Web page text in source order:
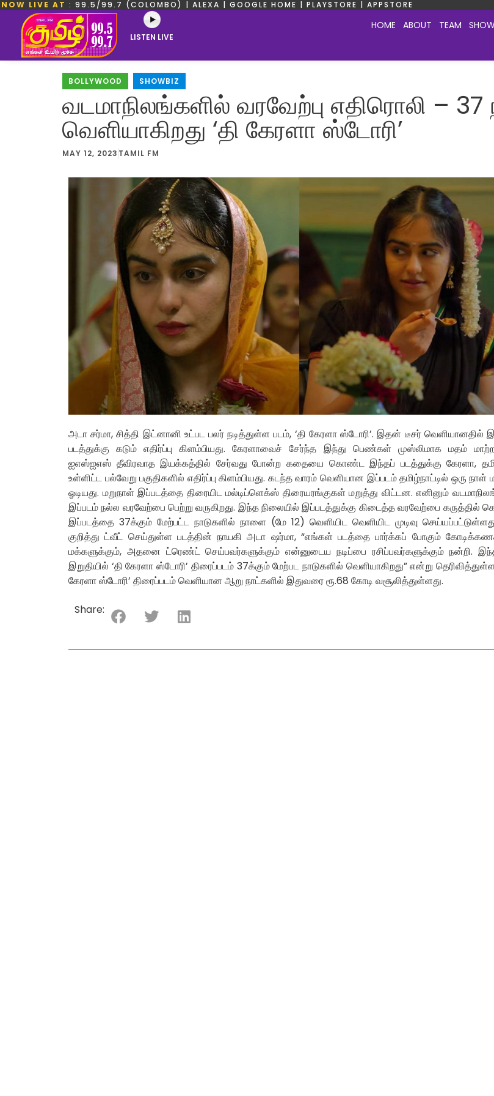
NOW LIVE AT : 99.5/99.7 (COLOMBO) | ALEXA | GOOGLE HOME | PLAYSTORE | APPSTORE
LISTEN LIVE
HOME ABOUT TEAM
BOLLYWOOD SHOWBIZ
வடமாநிலங்களில் வரவேற்பு எதிரொலி –
வெளியாகிறது ‘தி கேரளா ஸ்டோரி’
MAY 12, 2023 TAMIL FM
அடா சர்மா, சித்தி இட்னானி உட்பட பலர் நடித்துள்ள படம், ‘தி கேரளா ஸ்டோரி’. இதன் டீசர் வெளியானதில்
படத்துக்கு கடும் எதிர்ப்பு கிளம்பியது. கேரளாவைச் சேர்ந்த இந்து பெண்கள் முஸ்லிமாக மதம்
ஐஎஸ்ஐஎஸ் தீவிரவாத இயக்கத்தில் சேர்வது போன்ற கதையை கொண்ட இந்தப் படத்துக்கு கேரளா,
உள்ளிட்ட பல்வேறு பகுதிகளில் எதிர்ப்பு கிளம்பியது. கடந்த வாரம் வெளியான இப்படம் தமிழ்நாட்டில் ஒரு நாள்
ஓடியது. மறுநாள் இப்படத்தை திரையிட மல்டிப்ளெக்ஸ் திரையரங்குகள் மறுத்து விட்டன. எனினும்
இப்படம் நல்ல வரவேற்பை பெற்று வருகிறது. இந்த நிலையில் இப்படத்துக்கு கிடைத்த வரவேற்பை கருத்தில்
இப்படத்தை 37க்கும் மேற்பட்ட நாடுகளில் நாளை (மே 12) வெளியிட வெளியிட முடிவு
குறித்து ட்வீட் செய்துள்ள படத்தின் நாயகி அடா ஷர்மா, “எங்கள் படத்தை பார்க்கப் போகும்
மக்களுக்கும், அதனை ட்ரெண்ட் செய்பவர்களுக்கும் என்னுடைய நடிப்பை ரசிப்பவர்களுக்கும் நன்றி.
இறுதியில் ‘தி கேரளா ஸ்டோரி’ திரைப்படம் 37க்கும் மேற்பட நாடுகளில் வெளியாகிறது” என்று
கேரளா ஸ்டோரி’ திரைப்படம் வெளியான ஆறு நாட்களில் இதுவரை ரூ.68 கோடி வசூலித்துள்ளது.
Share: